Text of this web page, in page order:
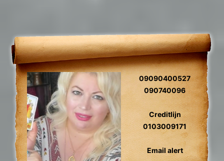
09090400527
090740096
Creditlijn
0103009171
Email alert